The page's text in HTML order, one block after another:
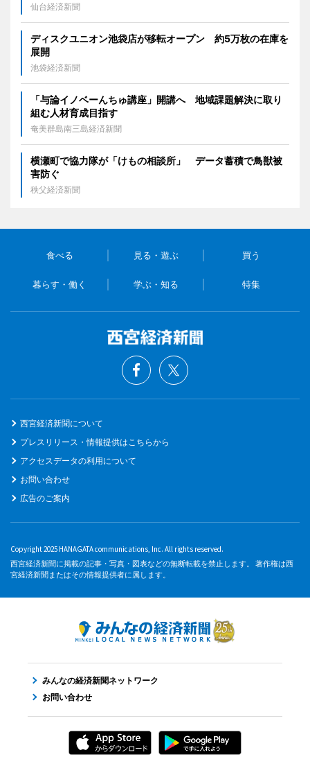
仙台経済新聞
ディスクユニオン池袋店が移転オープン 約5万枚の在庫を
展開
池袋経済新聞
「与論イノベーんちゅ講座」開講へ 地域課題解決に取り
組む人材育成目指す
奄美群島南三島経済新聞
横瀬町で協力隊が「けもの相談所」 データ蓄積で鳥獣被
害防ぐ
秩父経済新聞
食べる 見る・遊ぶ 買う
暮らす・働く 学ぶ・知る 特集
西宮経済新聞について
プレスリリース・情報提供はこちらから
アクセスデータの利用について
お問い合わせ
広告のご案内
Copyright 2025 HANAGATA communications, Inc. All rights reserved.
西宮経済新聞に掲載の記事・写真・図表などの無断転載を禁止します。 著作権は西
宮経済新聞またはその情報提供者に属します。
みんなの経済新聞ネットワーク
お問い合わせ